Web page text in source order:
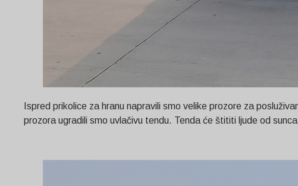
Ispred prikolice za hranu napravili smo velike prozore za
prozora ugradili smo uvlačivu tendu. Tenda će štititi ljude od